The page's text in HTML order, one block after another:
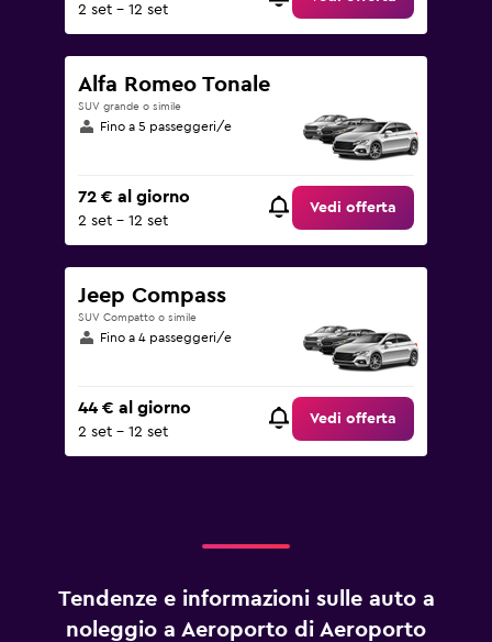
2 set - 12 set
Alfa Romeo Tonale
SUV grande o simile
Fino a 5 passeggeri/e
72 € al giorno
2 set - 12 set
Vedi offerta
Jeep Compass
SUV Compatto o simile
Fino a 4 passeggeri/e
44 € al giorno
2 set - 12 set
Vedi offerta
Tendenze e informazioni sulle auto a
noleggio a Aeroporto di Aeroporto